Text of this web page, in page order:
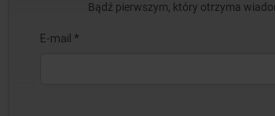
Bądź pierwszym, który otrzyma